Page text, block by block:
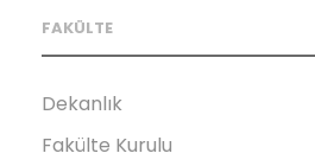
FAKÜLTE
Dekanlık
Fakülte Kurulu